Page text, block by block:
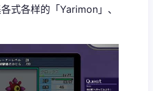
式各样的「Yarimon」、